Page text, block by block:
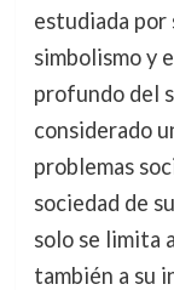
estudiada por
simbolismo y
profundo del
considerado
problemas
sociedad de
solo se limita
también a su